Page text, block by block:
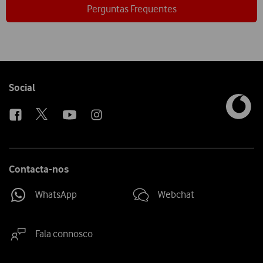
Perguntas Frequentes
Follow
Social
Contacta-nos
WhatsApp Webchat
Fala connosco